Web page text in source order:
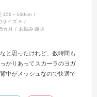
:156～160cm
サイズ:S
カ月 お悩み:趣味
と思ったけれど、数時間も
かりあってスカーラのヨガ
中がメッシュなので快適で